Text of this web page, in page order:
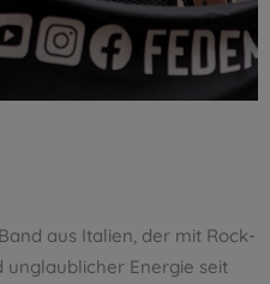
aus Italien, der mit Rock-
unglaublicher Energie seit